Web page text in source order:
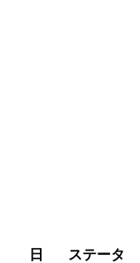
日
ステータ